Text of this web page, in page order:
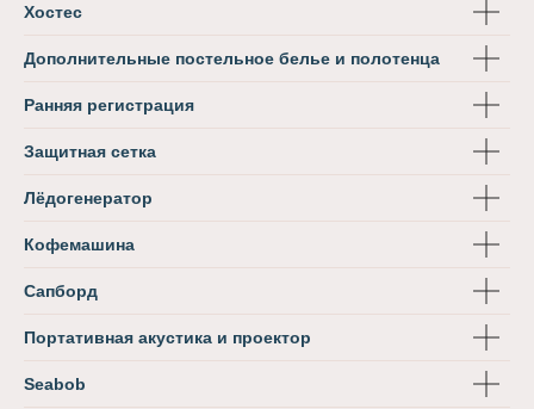
Хостес
Дополнительные постельное белье и полотенца
Ранняя регистрация
Защитная сетка
Лёдогенератор
Кофемашина
Сапборд
Портативная акустика и проектор
Seabob